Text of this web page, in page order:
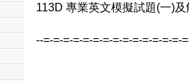
113D 專業英文模擬試題(一)
--=-=-=-=-=-=-=-=-=-=-=-=-=-=-